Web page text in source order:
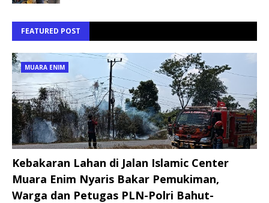
FEATURED POST
MUARA ENIM
Kebakaran Lahan di Jalan Islamic Center
Muara Enim Nyaris Bakar Pemukiman,
Warga dan Petugas PLN-Polri Bahut-